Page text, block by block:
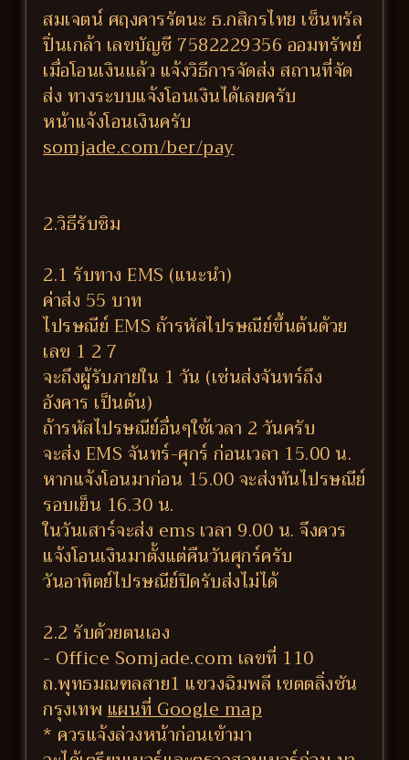
สมเจตน์ ศฤงคารรัตนะ ธ.กสิกรไทย เซ็นทรัล
ปิ่นเกล้า เลขบัญชี 7582229356 ออมทรัพย์
เมื่อโอนเงินแล้ว แจ้งวิธีการจัดส่ง สถานที่จัด
ส่ง ทางระบบแจ้งโอนเงินได้เลยครับ
หน้าแจ้งโอนเงินครับ
somjade.com/ber/pay
2.วิธีรับซิม
2.1 รับทาง EMS (แนะนำ)
ค่าส่ง 55 บาท
ไปรษณีย์ EMS ถ้ารหัสไปรษณีย์ขึ้นต้นด้วย
เลข 1 2 7
จะถึงผู้รับภายใน 1 วัน (เช่นส่งจันทร์ถึง
อังคาร เป็นต้น)
ถ้ารหัสไปรษณีย์อื่นๆใช้เวลา 2 วันครับ
จะส่ง EMS จันทร์-ศุกร์ ก่อนเวลา 15.00 น.
หากแจ้งโอนมาก่อน 15.00 จะส่งทันไปรษณีย์
รอบเย็น 16.30 น.
ในวันเสาร์จะส่ง ems เวลา 9.00 น. จึงควร
แจ้งโอนเงินมาตั้งแต่คืนวันศุกร์ครับ
วันอาทิตย์ไปรษณีย์ปิดรับส่งไม่ได้
2.2 รับด้วยตนเอง
- Office Somjade.com เลขที่ 110
ถ.พุทธมณฑลสาย1 แขวงฉิมพลี เขตตลิ่งชัน
กรุงเทพแผนที่ Google map
* ควรแจ้งล่วงหน้าก่อนเข้ามา